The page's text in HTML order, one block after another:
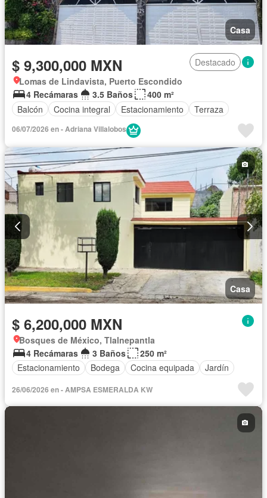
Casa
$ 9,300,000 MXN
Destacado
Lomas de Lindavista, Puerto Escondido
4 Recámaras
3.5 Baños
400 m²
Balcón
Cocina integral Estacionamiento Terraza
06/07/2026 en - Adriana Villalobos
Casa
$ 6,200,000 MXN
Bosques de México, Tlalnepantla
4 Recámaras
3 Baños
250 m²
Estacionamiento
Bodega Cocina equipada Jardín
26/06/2026 en - AMPSA ESMERALDA KW